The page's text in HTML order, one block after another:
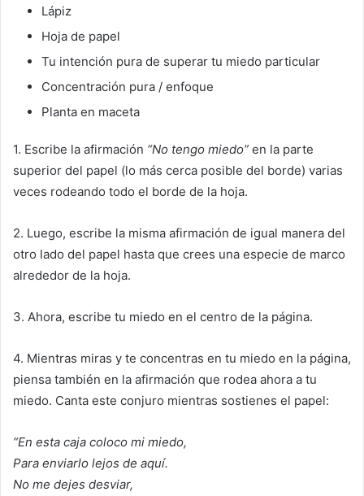
Lápiz
Hoja de papel
Tu intención pura de superar tu miedo particular
Concentración pura / enfoque
Planta en maceta
1. Escribe la afirmación “No tengo miedo” en la parte
superior del papel (lo más cerca posible del borde) varias
veces rodeando todo el borde de la hoja.
2. Luego, escribe la misma afirmación de igual manera del
otro lado del papel hasta que crees una especie de marco
alrededor de la hoja.
3. Ahora, escribe tu miedo en el centro de la página.
4. Mientras miras y te concentras en tu miedo en la página,
piensa también en la afirmación que rodea ahora a tu
miedo. Canta este conjuro mientras sostienes el papel:
“En esta caja coloco mi miedo,
Para enviarlo lejos de aquí.
No me dejes desviar,